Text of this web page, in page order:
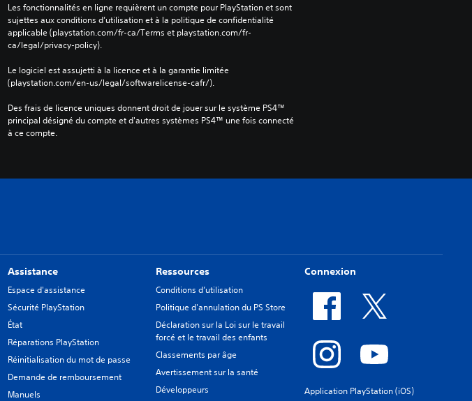
Les fonctionnalités en ligne requièrent un compte pour PlayStation et sont
sujettes aux conditions d’utilisation et à la politique de confidentialité
applicable (playstation.com/fr-ca/Terms et playstation.com/fr-
ca/legal/privacy-policy).
Le logiciel est assujetti à la licence et à la garantie limitée
(playstation.com/en-us/legal/softwarelicense-cafr/).
Des frais de licence uniques donnent droit de jouer sur le système PS4™
principal désigné du compte et d'autres systèmes PS4™ une fois connecté
à ce compte.
Assistance
Espace d'assistance
Sécurité PlayStation
État
Réparations PlayStation
Réinitialisation du mot de passe
Demande de remboursement
Manuels
Ressources
Conditions d’utilisation
Politique d'annulation du PS Store
Déclaration sur la Loi sur le travail
forcé et le travail des enfants
Classements par âge
Avertissement sur la santé
Développeurs
Connexion
Application PlayStation (iOS)